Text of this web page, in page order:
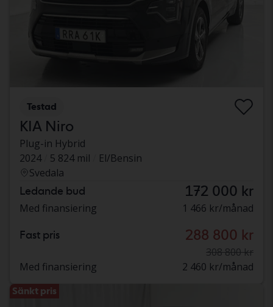
Testad
KIA Niro
Plug-in Hybrid
2024
5 824 mil
El/Bensin
Svedala
Ledande bud 172 000 kr
Med finansiering 1 466 kr/månad
Fast pris 288 800 kr
308 800 kr
Med finansiering
2 460 kr/månad
Sänkt pris